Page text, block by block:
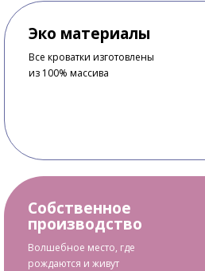
Эко материалы
Все кроватки изготовлены
из 100% массива
Собственное
производство
Волшебное место, где
рождаются и живут